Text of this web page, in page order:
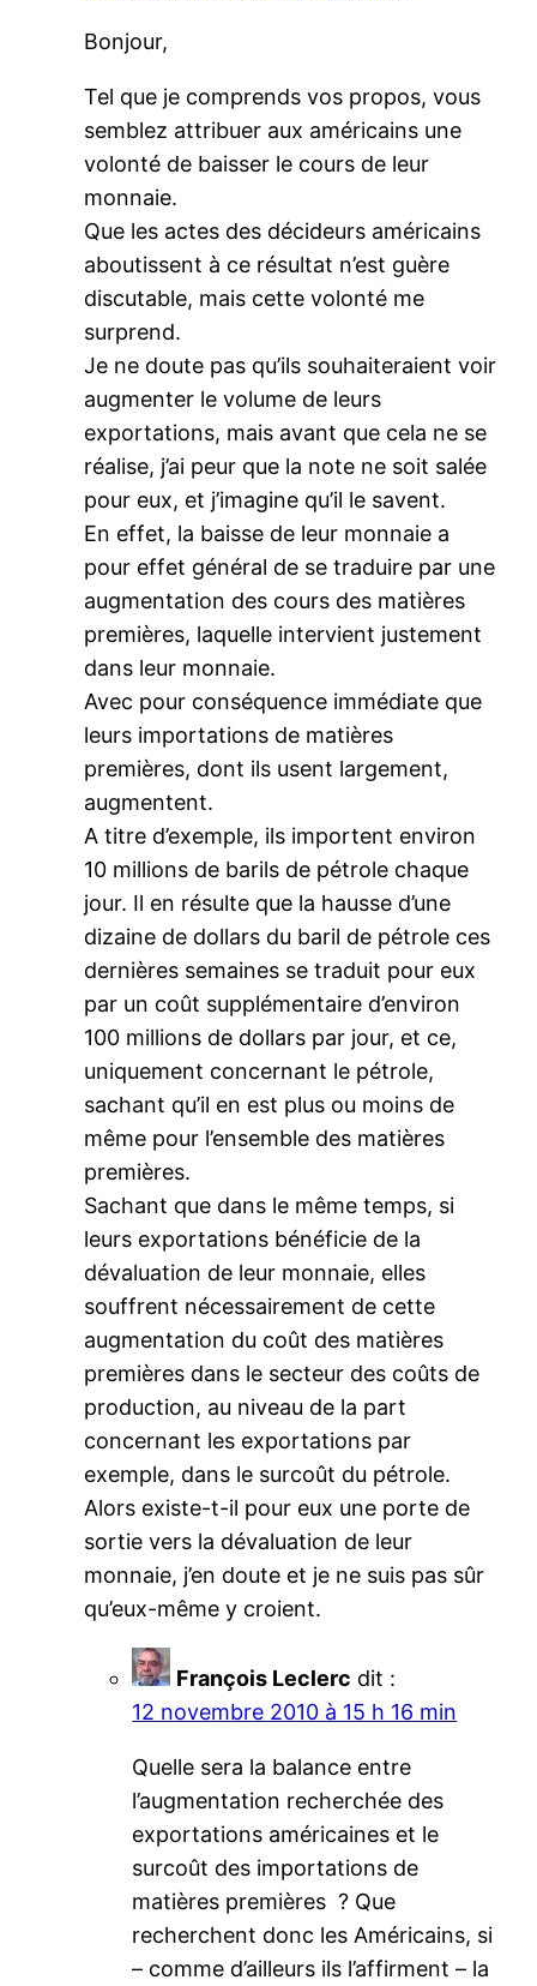
Bonjour,
Tel que je comprends vos propos, vous
semblez attribuer aux américains une
volonté de baisser le cours de leur
monnaie.
Que les actes des décideurs américains
aboutissent à ce résultat n’est guère
discutable, mais cette volonté me
surprend.
Je ne doute pas qu’ils souhaiteraient voir
augmenter le volume de leurs
exportations, mais avant que cela ne se
réalise, j’ai peur que la note ne soit salée
pour eux, et j’imagine qu’il le savent.
En effet, la baisse de leur monnaie a
pour effet général de se traduire par une
augmentation des cours des matières
premières, laquelle intervient justement
dans leur monnaie.
Avec pour conséquence immédiate que
leurs importations de matières
premières, dont ils usent largement,
augmentent.
A titre d’exemple, ils importent environ
10 millions de barils de pétrole chaque
jour. Il en résulte que la hausse d’une
dizaine de dollars du baril de pétrole ces
dernières semaines se traduit pour eux
par un coût supplémentaire d’environ
100 millions de dollars par jour, et ce,
uniquement concernant le pétrole,
sachant qu’il en est plus ou moins de
même pour l’ensemble des matières
premières.
Sachant que dans le même temps, si
leurs exportations bénéficie de la
dévaluation de leur monnaie, elles
souffrent nécessairement de cette
augmentation du coût des matières
premières dans le secteur des coûts de
production, au niveau de la part
concernant les exportations par
exemple, dans le surcoût du pétrole.
Alors existe-t-il pour eux une porte de
sortie vers la dévaluation de leur
monnaie, j’en doute et je ne suis pas sûr
qu’eux-même y croient.
François Leclerc dit :
12 novembre 2010 à 15 h 16 min
Quelle sera la balance entre
l’augmentation recherchée des
exportations américaines et le
surcoût des importations de
matières premières ? Que
recherchent donc les Américains, si
– comme d’ailleurs ils l’affirment – la